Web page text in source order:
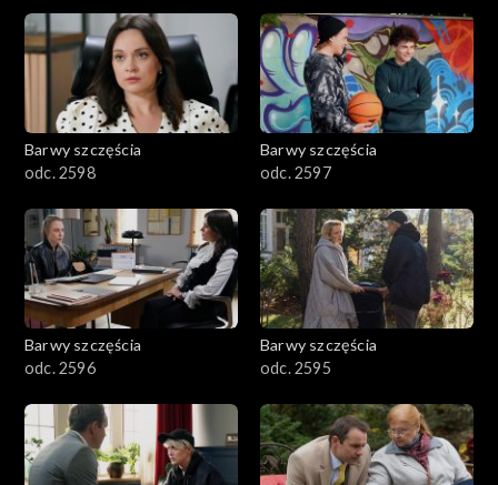
2901-3000
2801–2900
2701–2800
2501–2600
2401–2500
2301–2400
2201–2300
2101–2200
Barwy szczęścia
odc. 2598
Barwy szczęścia
odc. 2597
Barwy szczęścia
odc. 2596
Barwy szczęścia
odc. 2595